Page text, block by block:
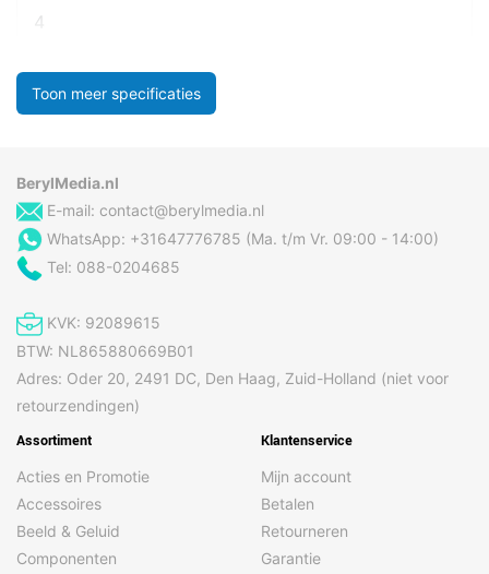
4
Toon meer specificaties
BerylMedia.nl
E-mail: contact@berylmedia.nl
WhatsApp: +31647776785 (Ma. t/m Vr. 09:00 - 14:00)
Tel: 088-0204685
KVK: 92089615
BTW: NL865880669B01
Adres: Oder 20, 2491 DC, Den Haag, Zuid-Holland (niet voor
retourzendingen)
Assortiment
Acties en Promotie
Accessoires
Beeld & Geluid
Componenten
Klantenservice
Mijn account
Betalen
Retourneren
Garantie